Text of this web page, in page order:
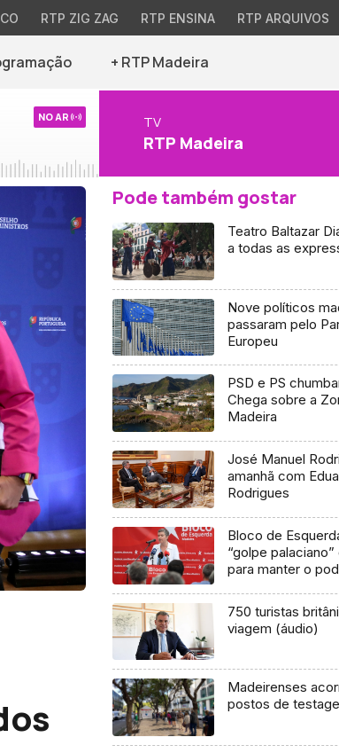
RTP ZIG ZAG RTP ENSINA RTP ARQUIVOS
+ RTP Madeira
NO AR TV
RTP Madeira
Pode também gostar
Teatro Baltazar
a todas as
Nove políticos
passaram pelo
Europeu
PSD e PS
Chega sobre a
Madeira
José Manuel
amanhã com
Rodrigues
Bloco de
“golpe
para manter o
750 turistas
viagem (áudio)
Madeirenses
postos de